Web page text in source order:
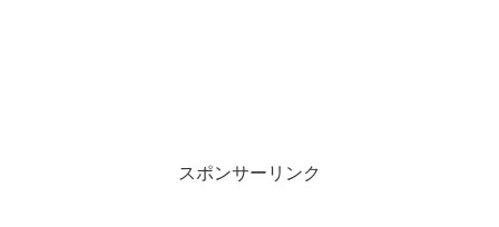
スポンサーリンク